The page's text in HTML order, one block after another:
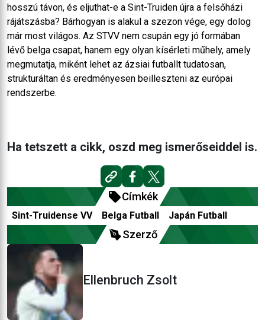
hosszú távon, és eljuthat-e a Sint-Truiden újra a felsőházi
rájátszásba? Bárhogyan is alakul a szezon vége, egy dolog
már most világos. Az STVV nem csupán egy jó formában
lévő belga csapat, hanem egy olyan kísérleti műhely, amely
megmutatja, miként lehet az ázsiai futballt tudatosan,
strukturáltan és eredményesen beilleszteni az európai
rendszerbe.
Ha tetszett a cikk, oszd meg ismerőseiddel is.
Címkék
Sint-Truidense VV Belga Futball Japán Futball
Szerző
Ellenbruch Zsolt